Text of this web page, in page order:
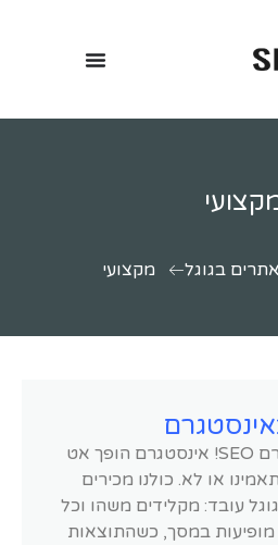
בגוגל מקצועי
תגידו שלום לאינסטגרם SEO! אינסטגרם הופך אט
או לא. כולנו מכירים
עובד: מקלידים משהו וכל
מופיעות במסך, כשהתוצאות